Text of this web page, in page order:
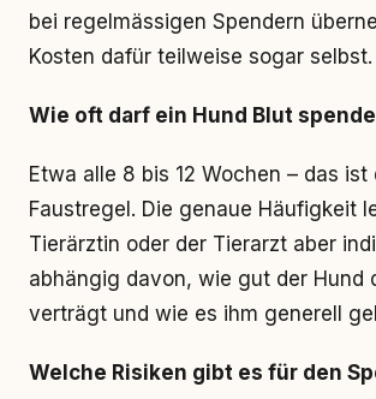
bei regelmässigen Spendern
Kosten dafür teilweise sogar selbst.
Wie oft darf ein Hund Blut
Etwa alle 8 bis 12 Wochen – das ist
Faustregel. Die genaue Häufigkeit
Tierärztin oder der Tierarzt aber
abhängig davon, wie gut der Hund
verträgt und wie es ihm generell
Welche Risiken gibt es für den